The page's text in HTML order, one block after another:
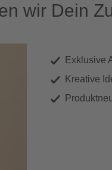
wir Dein
Exklusive
Kreative